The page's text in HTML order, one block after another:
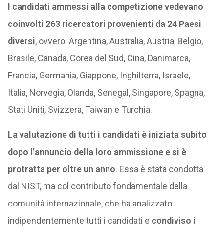
I candidati ammessi alla competizione vedevano
coinvolti 263 ricercatori provenienti da 24 Paesi
diversi, ovvero: Argentina, Australia, Austria, Belgio,
Brasile, Canada, Corea del Sud, Cina, Danimarca,
Francia, Germania, Giappone, Inghilterra, Israele,
Italia, Norvegia, Olanda, Senegal, Singapore, Spagna,
Stati Uniti, Svizzera, Taiwan e Turchia.
La valutazione di tutti i candidati è iniziata subito
dopo l’annuncio della loro ammissione e si è
protratta per oltre un anno. Essa è stata condotta
dal NIST, ma col contributo fondamentale della
comunità internazionale, che ha analizzato
indipendentemente tutti i candidati e condiviso i